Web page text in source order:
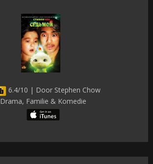
6.4/10 | Door Stephen Chow
Drama, Familie & Komedie